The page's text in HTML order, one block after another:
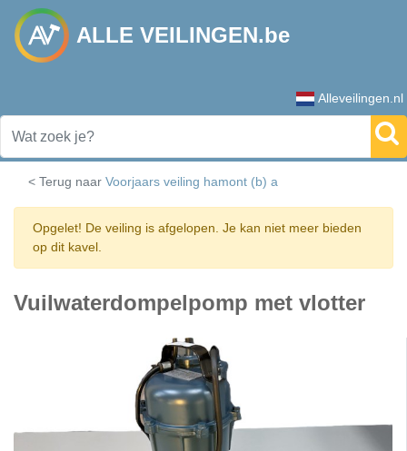
ALLE VEILINGEN.be
Alleveilingen.nl
< Terug naar Voorjaars veiling hamont (b) a
Opgelet! De veiling is afgelopen. Je kan niet meer bieden
op dit kavel.
Vuilwaterdompelpomp met vlotter